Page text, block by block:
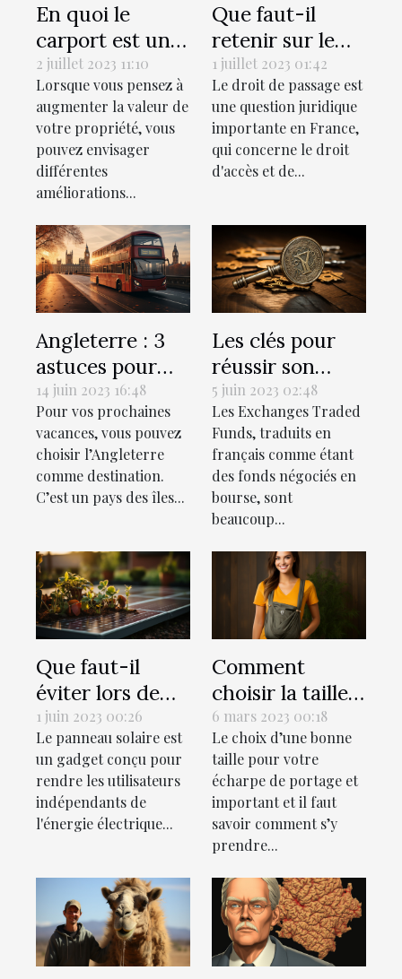
En quoi le
carport est une
valeur ajoutée à
votre propriété
?
2 juillet 2023 11:10
Lorsque vous pensez à
augmenter la valeur de
votre propriété, vous
pouvez envisager
différentes
améliorations...
Que faut-il
retenir sur le
droit de passage
selon le droit
français?
1 juillet 2023 01:42
Le droit de passage est
une question juridique
importante en France,
qui concerne le droit
d'accès et de...
Angleterre : 3
astuces pour
bien préparer
ce voyage
14 juin 2023 16:48
Pour vos prochaines
vacances, vous pouvez
choisir l’Angleterre
comme destination.
C’est un pays des îles...
Les clés pour
réussir son
investissement
dans les ETF
5 juin 2023 02:48
Les Exchanges Traded
Funds, traduits en
français comme étant
des fonds négociés en
bourse, sont
beaucoup...
Que faut-il
éviter lors de
l'installation
d'un panneau
solaire Belgique
?
1 juin 2023 00:26
Le panneau solaire est
un gadget conçu pour
rendre les utilisateurs
indépendants de
l'énergie électrique...
Comment
choisir la taille
idéale pour son
écharpe de
portage?
6 mars 2023 00:18
Le choix d’une bonne
taille pour votre
écharpe de portage et
important et il faut
savoir comment s’y
prendre...